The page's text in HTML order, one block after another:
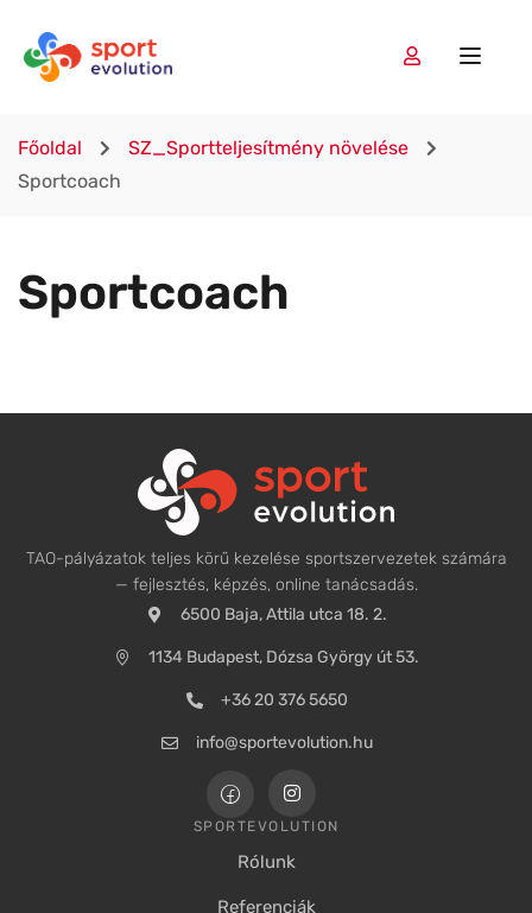
Főoldal
SZ_Sportteljesítmény növelése
Sportcoach
Sportcoach
TAO-pályázatok teljes körű kezelése sportszervezetek számára
— fejlesztés, képzés, online tanácsadás.
6500 Baja, Attila utca 18. 2.
1134 Budapest, Dózsa György út 53.
+36 20 376 5650
info@sportevolution.hu
SPORTEVOLUTION
Rólunk
Referenciák